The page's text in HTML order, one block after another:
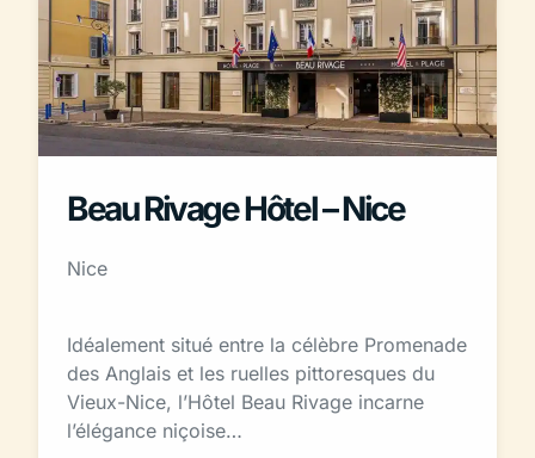
Beau Rivage Hôtel – Nice
Nice
Idéalement situé entre la célèbre Promenade
des Anglais et les ruelles pittoresques du
Vieux-Nice, l’Hôtel Beau Rivage incarne
l’élégance niçoise…